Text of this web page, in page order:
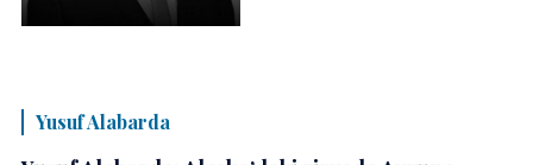
Yusuf Alabarda